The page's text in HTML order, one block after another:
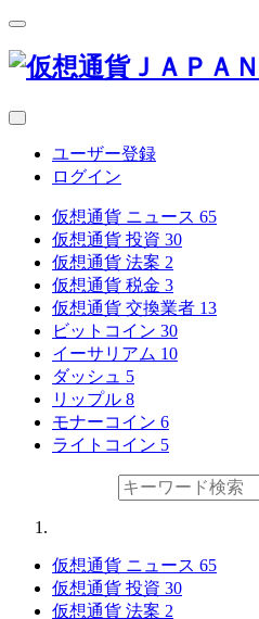
ユーザー登録
ログイン
仮想通貨 ニュース 65
仮想通貨 投資 30
仮想通貨 法案 2
仮想通貨 税金 3
仮想通貨 交換業者 13
ビットコイン 30
イーサリアム 10
ダッシュ 5
リップル 8
モナーコイン 6
ライトコイン 5
仮想通貨 ニュース 65
仮想通貨 投資 30
仮想通貨 法案 2